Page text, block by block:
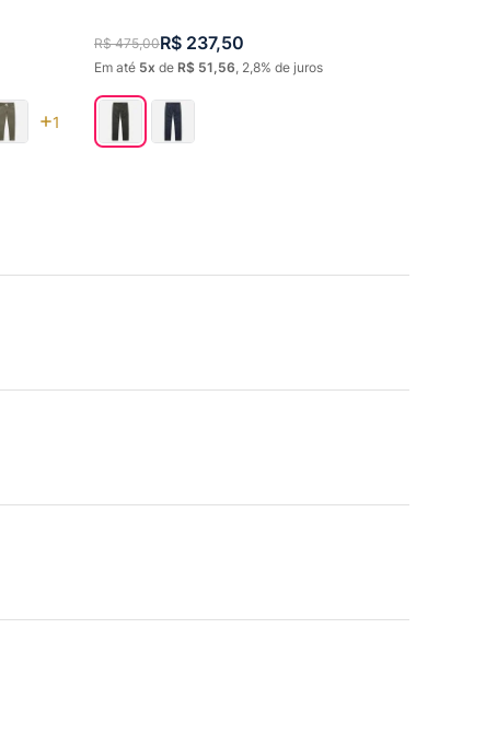
1
R$ 475,00R$ 237,50
Em até 5 de R$ 51,56, 2,8% de juros